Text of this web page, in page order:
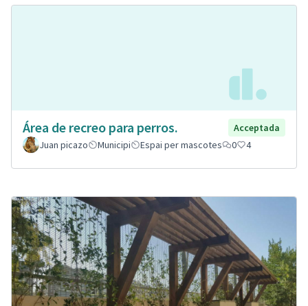
Área de recreo para perros.
Acceptada
Juan picazo
Municipi Espai per mascotes 0 4